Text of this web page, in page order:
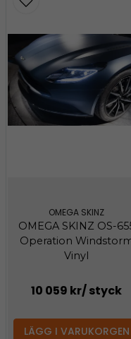
omega-
653.21 KB
os-product-
en_.pdf
2.71 MB
OMEGA SKINZ
OMEGA SKINZ OS-
Operation
Vinyl
10 059 kr/ styck
LÄGG I VARUKORGEN